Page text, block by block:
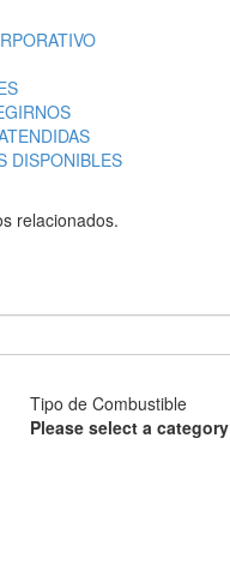
DISPONIBLES
relacionados.
Tipo de Combustible
Please select a category